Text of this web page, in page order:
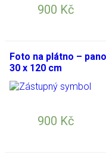
900 Kč
Foto na plátno –
30 x 120 cm
900 Kč